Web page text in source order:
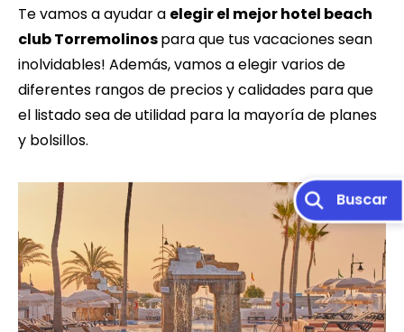
Te vamos a ayudar a elegir el mejor hotel beach
club Torremolinospara que tus vacaciones sean
inolvidables! Además, vamos a elegir varios de
diferentes rangos de precios y calidades para que
el listado sea de utilidad para la mayoría de planes
y bolsillos.